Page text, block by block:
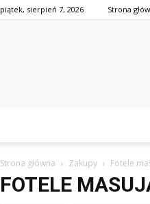
piątek, sierpień 7, 2026 Strona
Strona główna Zakupy Fotele
FOTELE